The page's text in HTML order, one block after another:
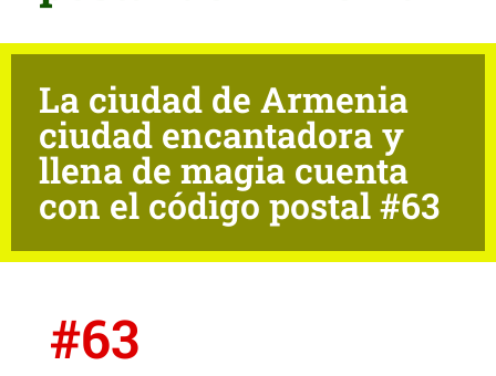
La ciudad de Armenia
ciudad encantadora y
llena de magia cuenta
con el código postal #63
#63